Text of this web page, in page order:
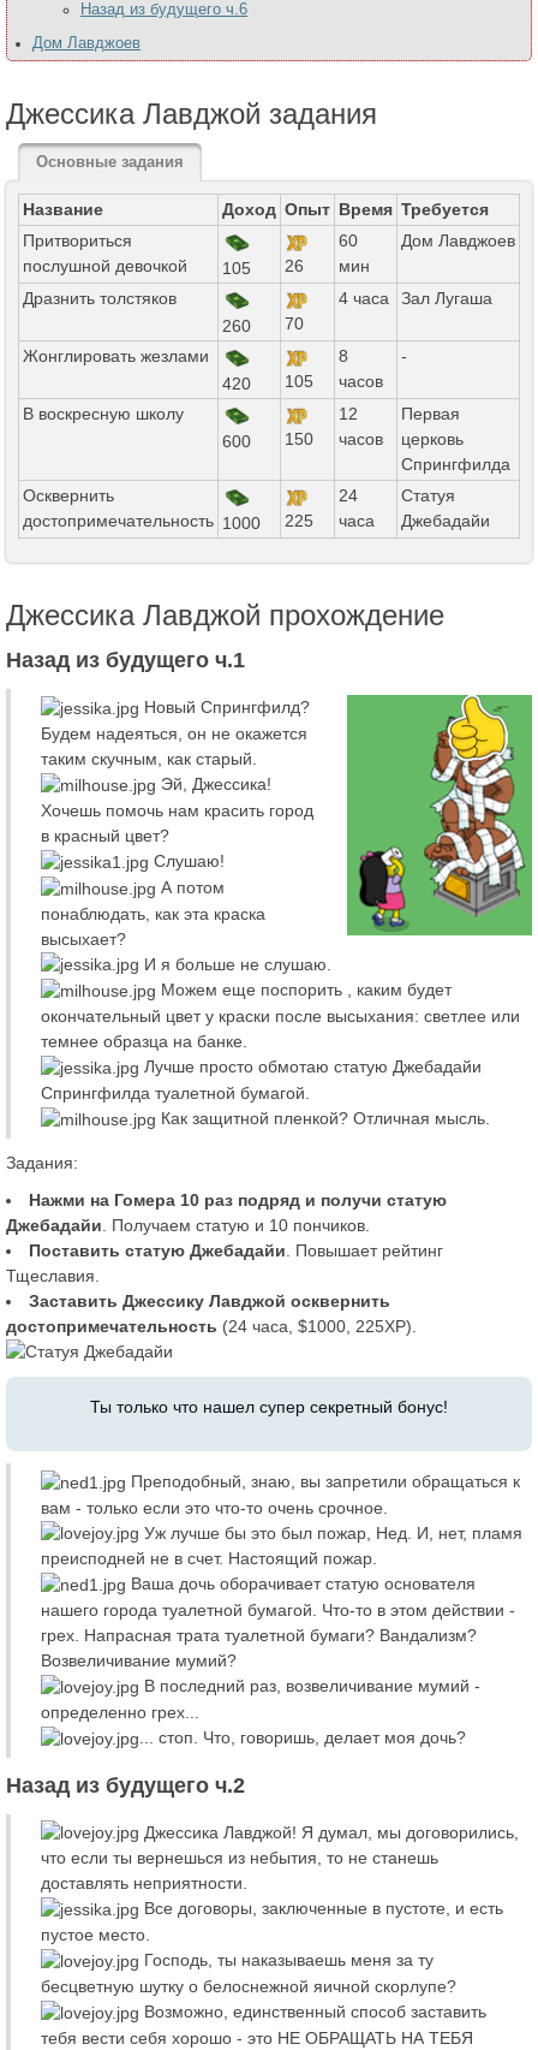
Назад из будущего ч.6
Дом Лавджоев
Джессика Лавджой задания
Основные задания
Название Доход Опыт Время Требуется
Притвориться
послушной девочкой
105 26
60
мин
Дом Лавджоев
Дразнить толстяков
260
70
4 часа Зал Лугаша
Жонглировать жезлами
420
105
8
часов
-
В воскресную школу
600
150
12
часов
Первая
церковь
Спрингфилда
Осквернить
достопримечательность 1000 225
24
часа
Статуя
Джебадайи
Джессика Лавджой прохождение
Назад из будущего ч.1
Новый Спрингфилд?
Будем надеяться, он не окажется
таким скучным, как старый.
Эй, Джессика!
Хочешь помочь нам красить город
в красный цвет?
Слушаю!
А потом
понаблюдать, как эта краска
высыхает?
И я больше не слушаю.
Можем еще поспорить , каким будет
окончательный цвет у краски после высыхания: светлее или
темнее образца на банке.
Лучше просто обмотаю статую Джебадайи
Спрингфилда туалетной бумагой.
Как защитной пленкой? Отличная мысль.
Задания:
Нажми на Гомера 10 раз подряд и получи статую
Джебадайи . Получаем статую и 10 пончиков.
Поставить статую Джебадайи . Повышает рейтинг
Тщеславия.
Заставить Джессику Лавджой осквернить
достопримечательность (24 часа, $1000, 225XP).
Ты только что нашел супер секретный бонус!
Преподобный, знаю, вы запретили обращаться к
вам - только если это что-то очень срочное.
Уж лучше бы это был пожар, Нед. И, нет, пламя
преисподней не в счет. Настоящий пожар.
Ваша дочь оборачивает статую основателя
нашего города туалетной бумагой. Что-то в этом действии -
грех. Напрасная трата туалетной бумаги? Вандализм?
Возвеличивание мумий?
В последний раз, возвеличивание мумий -
определенно грех...
... стоп. Что, говоришь, делает моя дочь?
Назад из будущего ч.2
Джессика Лавджой! Я думал, мы договорились,
что если ты вернешься из небытия, то не станешь
доставлять неприятности.
Все договоры, заключенные в пустоте, и есть
пустое место.
Господь, ты наказываешь меня за ту
бесцветную шутку о белоснежной яичной скорлупе?
Возможно, единственный способ заставить
тебя вести себя хорошо - это НЕ ОБРАЩАТЬ НА ТЕБЯ